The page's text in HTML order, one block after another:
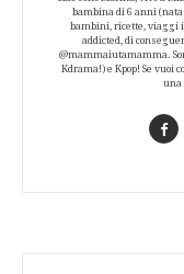
bambina di 6 anni
bambini, ricette, viaggi
addicted, di
@mammaiutamamma.
Kdrama!) e Kpop! Se vuoi
una